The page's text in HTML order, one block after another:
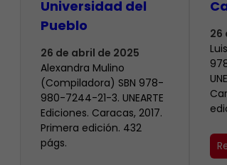
Universidad del
Pueblo
26 de abril de 2025
Alexandra Mulino
(Compiladora) SBN 978-
980-7244-21-3. UNEARTE
Ediciones. Caracas, 2017.
Primera edición. 432
págs.
26